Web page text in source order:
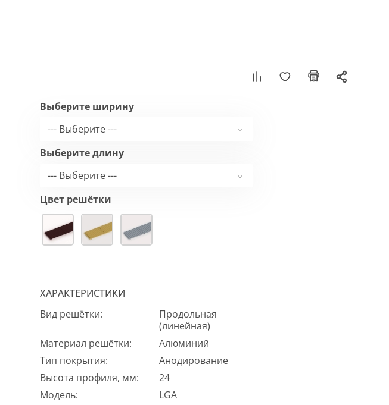
Выберите ширину
--- Выберите ---
Выберите длину
--- Выберите ---
Цвет решётки
ХАРАКТЕРИСТИКИ
Вид решётки:
Продольная
(линейная)
Материал решётки:
Алюминий
Тип покрытия:
Анодирование
Высота профиля, мм:
24
Модель:
LGA